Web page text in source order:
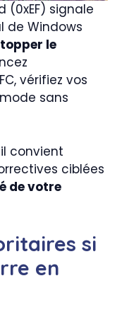
(0xEF) signale
de Windows
le
vérifiez vos
sans
convient
ciblées
de votre
si
en